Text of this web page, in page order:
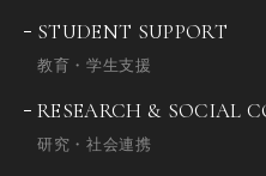
STUDENT SUPPORT
教育・学生支援
RESEARCH & SOCIAL
研究・社会連携